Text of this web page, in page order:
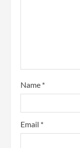
Name *
Email *